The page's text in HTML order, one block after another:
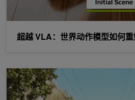
超越 VLA：世界动作模型如何
使用 NVIDIA Alpamayo 2 Super 生成